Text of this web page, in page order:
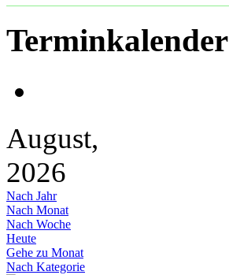
Terminkalender
August,
2026
Nach Jahr
Nach Monat
Nach Woche
Heute
Gehe zu Monat
Nach Kategorie